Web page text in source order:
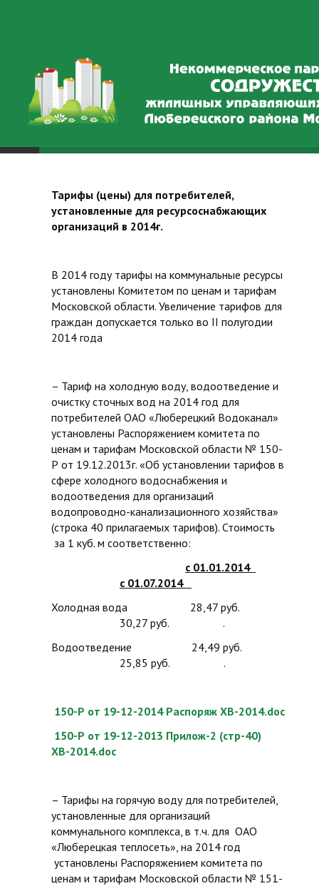
ул. 8 Марта, д. 28
ул. С. П. Попова, д.7
ул. Гоголя, д. 6
ул. 8 марта, д.59
ул. Митрофанова д.22 корп.1
ФОРМЫ РАСКРЫТИЯ ИНФОРМАЦИИ
ЛИЧНЫЙ КАБИНЕТ
КОНТАКТЫ
Тарифы (цены) для потребителей,
установленные для ресурсоснабжающих
организаций в 2014г.
В 2014 году тарифы на коммунальные ресурсы
установлены Комитетом по ценам и тарифам
Московской области. Увеличение тарифов для
граждан допускается только во II полугодии
2014 года
– Тариф на холодную воду, водоотведение и
очистку сточных вод на 2014 год для
потребителей ОАО «Люберецкий Водоканал»
установлены Распоряжением комитета по
ценам и тарифам Московской области № 150-
Р от 19.12.2013г. «Об установлении тарифов в
сфере холодного водоснабжения и
водоотведения для организаций
водопроводно-канализационного хозяйства»
(строка 40 прилагаемых тарифов). Стоимость
за 1 куб. м соответственно:
с 01.01.2014
с 01.07.2014
Холодная вода 28,47 руб.
30,27 руб. .
Водоотведение 24,49 руб.
25,85 руб. .
150-Р от 19-12-2014 Распоряж ХВ-2014.doc
150-Р от 19-12-2013 Прилож-2 (стр-40)
ХВ-2014.doc
– Тарифы на горячую воду для потребителей,
установленные для организаций
коммунального комплекса, в т.ч. для ОАО
«Люберецкая теплосеть», на 2014 год
установлены Распоряжением комитета по
ценам и тарифам Московской области № 151-